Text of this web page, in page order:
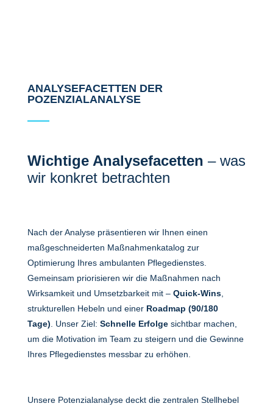
ANALYSEFACETTEN DER
POZENZIALANALYSE
Wichtige Analysefacetten – was
wir konkret betrachten
Nach der Analyse präsentieren wir Ihnen einen
maßgeschneiderten Maßnahmenkatalog zur
Optimierung Ihres ambulanten Pflegedienstes.
Gemeinsam priorisieren wir die Maßnahmen nach
Wirksamkeit und Umsetzbarkeit mit – Quick-Wins,
strukturellen Hebeln und einer Roadmap (90/180
Tage) . Unser Ziel: Schnelle Erfolgesichtbar machen,
um die Motivation im Team zu steigern und die Gewinne
Ihres Pflegedienstes messbar zu erhöhen.
Unsere Potenzialanalyse deckt die zentralen Stellhebel